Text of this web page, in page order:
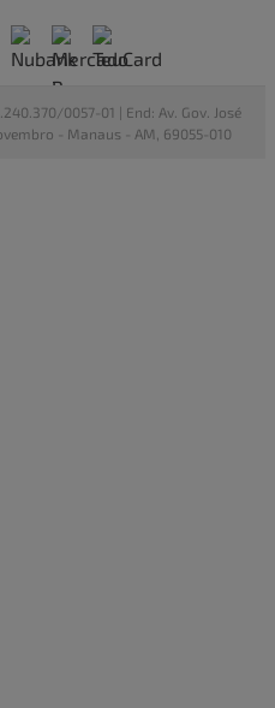
0057-01 | End: Av. Gov. José
- Manaus - AM, 69055-010